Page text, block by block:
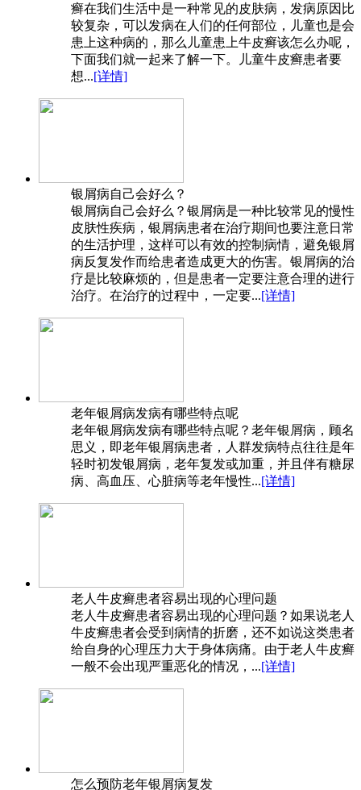
癣在我们生活中是一种常见的皮肤病，发病原因比
较复杂，可以发病在人们的任何部位，儿童也是会
患上这种病的，那么儿童患上牛皮癣该怎么办呢，
下面我们就一起来了解一下。儿童牛皮癣患者要
想...[详情]
银屑病自己会好么？
银屑病自己会好么？银屑病是一种比较常见的慢性
皮肤性疾病，银屑病患者在治疗期间也要注意日常
的生活护理，这样可以有效的控制病情，避免银屑
病反复发作而给患者造成更大的伤害。银屑病的治
疗是比较麻烦的，但是患者一定要注意合理的进行
治疗。在治疗的过程中，一定要...[详情]
老年银屑病发病有哪些特点呢
老年银屑病发病有哪些特点呢？老年银屑病，顾名
思义，即老年银屑病患者，人群发病特点往往是年
轻时初发银屑病，老年复发或加重，并且伴有糖尿
病、高血压、心脏病等老年慢性...[详情]
老人牛皮癣患者容易出现的心理问题
老人牛皮癣患者容易出现的心理问题？如果说老人
牛皮癣患者会受到病情的折磨，还不如说这类患者
给自身的心理压力大于身体病痛。由于老人牛皮癣
一般不会出现严重恶化的情况，...[详情]
怎么预防老年银屑病复发